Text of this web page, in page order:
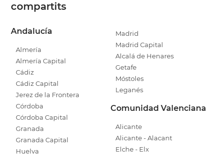
compartits
Andalucía
Almería
Almería Capital
Cádiz
Cádiz Capital
Jerez de la Frontera
Córdoba
Córdoba Capital
Granada
Granada Capital
Huelva
Madrid
Madrid Capital
Alcalá de Henares
Getafe
Móstoles
Leganés
Comunidad Valenciana
Alicante
Alicante - Alacant
Elche - Elx